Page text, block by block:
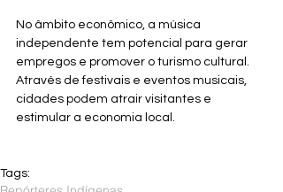
No âmbito econômico, a música
independente tem potencial para gerar
empregos e promover o turismo cultural.
Através de festivais e eventos musicais,
cidades podem atrair visitantes e
estimular a economia local.
Tags: